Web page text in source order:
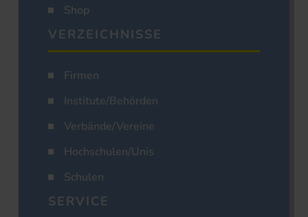
Shop
VERZEICHNISSE
Firmen
Institute/Behörden
Verbände/Vereine
Hochschulen/Unis
Schulen
SERVICE